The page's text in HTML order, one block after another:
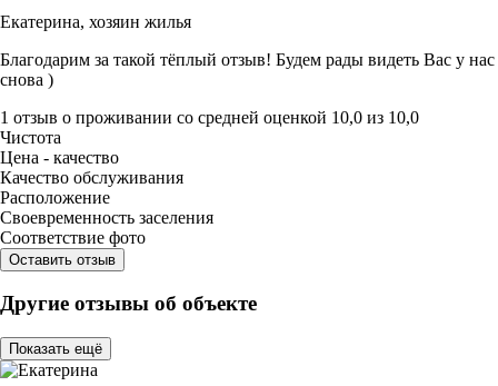
Екатерина, хозяин жилья
Благодарим за такой тёплый отзыв! Будем рады видеть Вас у нас
снова )
1 отзыв о проживании со средней оценкой 10,0 из 10,0
Чистота
Цена - качество
Качество обслуживания
Расположение
Своевременность заселения
Соответствие фото
Оставить отзыв
Другие отзывы об объекте
Показать ещё